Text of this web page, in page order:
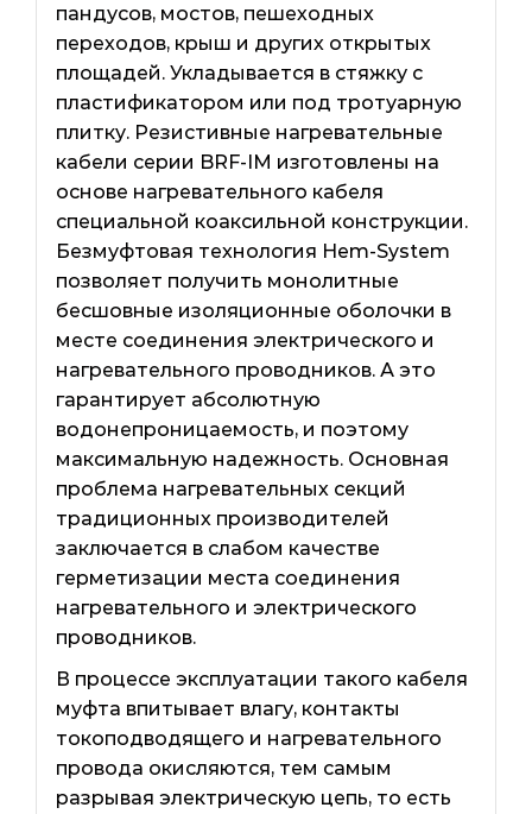
пандусов, мостов, пешеходных
переходов, крыш и других открытых
площадей. Укладывается в стяжку с
пластификатором или под тротуарную
плитку. Резистивные нагревательные
кабели серии BRF-IM изготовлены на
основе нагревательного кабеля
специальной коаксильной конструкции.
Безмуфтовая технология Hem-System
позволяет получить монолитные
бесшовные изоляционные оболочки в
месте соединения электрического и
нагревательного проводников. А это
гарантирует абсолютную
водонепроницаемость, и поэтому
максимальную надежность. Основная
проблема нагревательных секций
традиционных производителей
заключается в слабом качестве
герметизации места соединения
нагревательного и электрического
проводников.
В процессе эксплуатации такого кабеля
муфта впитывает влагу, контакты
токоподводящего и нагревательного
провода окисляются, тем самым
разрывая электрическую цепь, то есть